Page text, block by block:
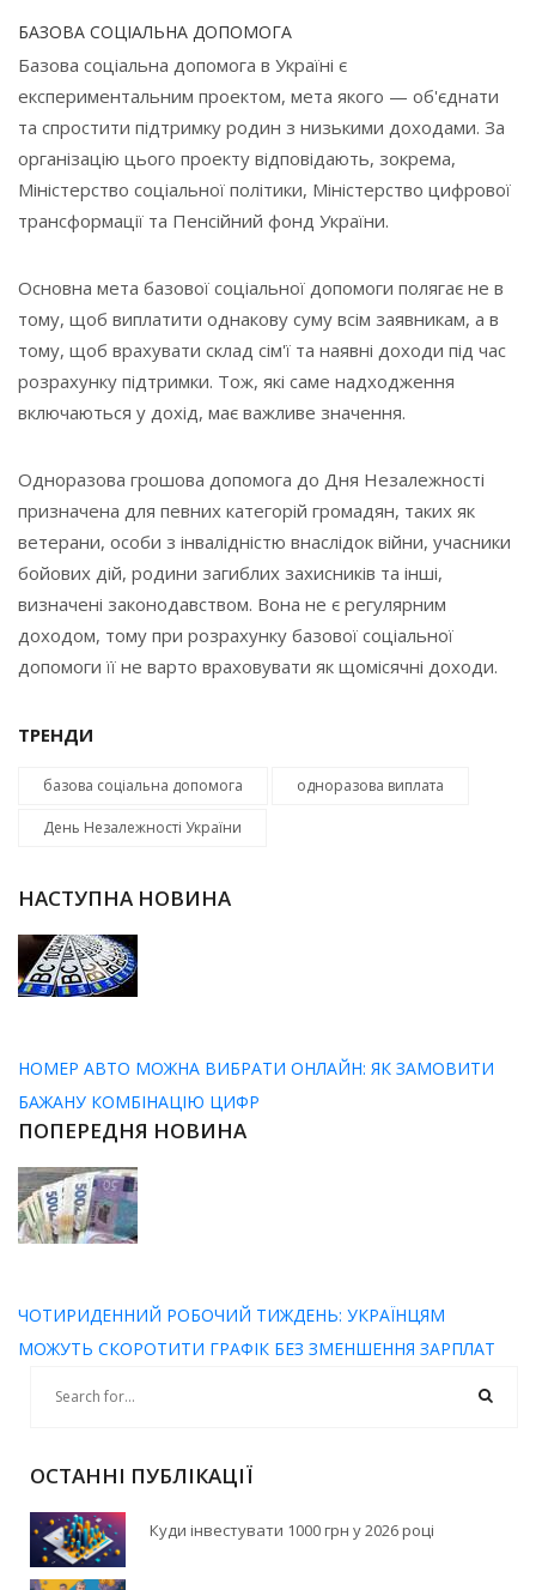
БАЗОВА СОЦІАЛЬНА ДОПОМОГА
Базова соціальна допомога в Україні є
експериментальним проектом, мета якого — об'єднати
та спростити підтримку родин з низькими доходами. За
організацію цього проекту відповідають, зокрема,
Міністерство соціальної політики, Міністерство цифрової
трансформації та Пенсійний фонд України.
Основна мета базової соціальної допомоги полягає не в
тому, щоб виплатити однакову суму всім заявникам, а в
тому, щоб врахувати склад сім'ї та наявні доходи під час
розрахунку підтримки. Тож, які саме надходження
включаються у дохід, має важливе значення.
Одноразова грошова допомога до Дня Незалежності
призначена для певних категорій громадян, таких як
ветерани, особи з інвалідністю внаслідок війни, учасники
бойових дій, родини загиблих захисників та інші,
визначені законодавством. Вона не є регулярним
доходом, тому при розрахунку базової соціальної
допомоги її не варто враховувати як щомісячні доходи.
ТРЕНДИ
базова соціальна допомога одноразова виплата
День Незалежності України
НАСТУПНА НОВИНА
НОМЕР АВТО МОЖНА ВИБРАТИ ОНЛАЙН: ЯК ЗАМОВИТИ
БАЖАНУ КОМБІНАЦІЮ ЦИФР
ПОПЕРЕДНЯ НОВИНА
ЧОТИРИДЕННИЙ РОБОЧИЙ ТИЖДЕНЬ: УКРАЇНЦЯМ
МОЖУТЬ СКОРОТИТИ ГРАФІК БЕЗ ЗМЕНШЕННЯ ЗАРПЛАТ
ОСТАННІ ПУБЛІКАЦІЇ
Куди інвестувати 1000 грн у 2026 році